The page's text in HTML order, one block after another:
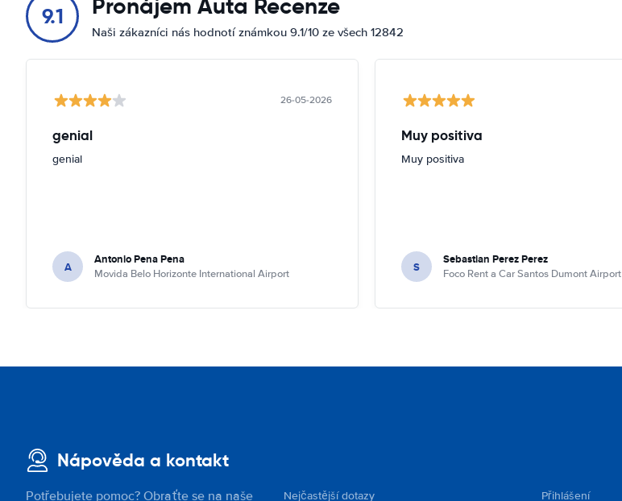
9.1 Pronájem Auta Recenze
Naši zákazníci nás hodnotí známkou 9.1/10 ze všech 12842
26-05-2026
genial
genial
A Antonio Pena Pena
Movida Belo Horizonte International Airport
Muy positiva
Muy positiva
S Sebastian Perez Perez
Foco Rent a Car Santos Dumont Airport
Nápověda a kontakt
Potřebujete pomoc? Obraťte se na naše Nejčastější dotazy Přihlášení